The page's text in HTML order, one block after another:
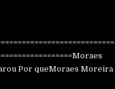
Por queMoraes Moreira